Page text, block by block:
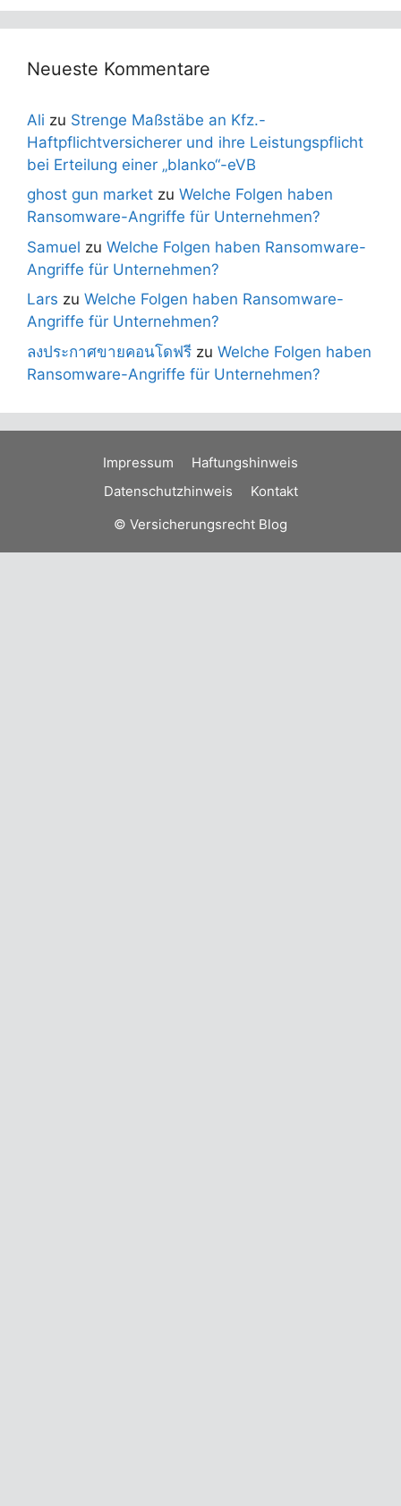
Neueste Kommentare
Ali zu Strenge Maßstäbe an Kfz.-
Haftpflichtversicherer und ihre Leistungspflicht
bei Erteilung einer „blanko“-eVB
ghost gun market zu Welche Folgen haben
Ransomware-Angriffe für Unternehmen?
Samuel zu Welche Folgen haben Ransomware-
Angriffe für Unternehmen?
Lars zu Welche Folgen haben Ransomware-
Angriffe für Unternehmen?
ลงประกาศขายคอนโดฟรี zu Welche Folgen haben
Ransomware-Angriffe für Unternehmen?
Impressum
Haftungshinweis
Datenschutzhinweis
Kontakt
© Versicherungsrecht Blog